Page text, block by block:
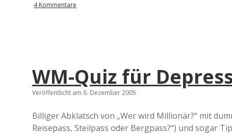
4 Kommentare
WM-Quiz für
Veröffentlicht am 6. Dezember 2005
Billiger Abklatsch von „Wer wird Millionär?“ mit
Reisepass, Steilpass oder Bergpass?“) und sogar